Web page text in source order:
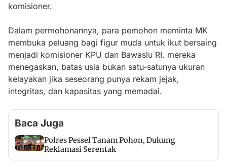
komisioner.
Dalam permohonannya, para pemohon meminta MK
membuka peluang bagi figur muda untuk ikut bersaing
menjadi komisioner KPU dan Bawaslu RI. mereka
menegaskan, batas usia bukan satu-satunya ukuran
kelayakan jika seseorang punya rekam jejak,
integritas, dan kapasitas yang memadai.
Baca Juga
Polres Pessel Tanam Pohon, Dukung
Reklamasi Serentak